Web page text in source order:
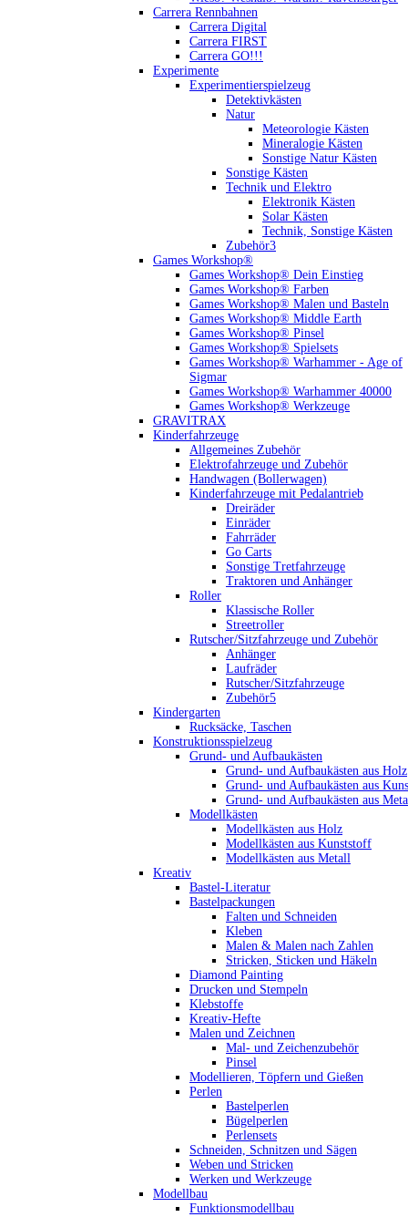
Carrera Rennbahnen
Carrera Digital
Carrera FIRST
Carrera GO!!!
Experimente
Experimentierspielzeug
Detektivkästen
Natur
Meteorologie Kästen
Mineralogie Kästen
Sonstige Natur Kästen
Sonstige Kästen
Technik und Elektro
Elektronik Kästen
Solar Kästen
Technik, Sonstige Kästen
Zubehör3
Games Workshop®
Games Workshop® Dein Einstieg
Games Workshop® Farben
Games Workshop® Malen und Basteln
Games Workshop® Middle Earth
Games Workshop® Pinsel
Games Workshop® Spielsets
Games Workshop® Warhammer - Age of
Sigmar
Games Workshop® Warhammer 40000
Games Workshop® Werkzeuge
GRAVITRAX
Kinderfahrzeuge
Allgemeines Zubehör
Elektrofahrzeuge und Zubehör
Handwagen (Bollerwagen)
Kinderfahrzeuge mit Pedalantrieb
Dreiräder
Einräder
Fahrräder
Go Carts
Sonstige Tretfahrzeuge
Traktoren und Anhänger
Roller
Klassische Roller
Streetroller
Rutscher/Sitzfahrzeuge und Zubehör
Anhänger
Laufräder
Rutscher/Sitzfahrzeuge
Zubehör5
Kindergarten
Rucksäcke, Taschen
Konstruktionsspielzeug
Grund- und Aufbaukästen
Grund- und Aufbaukästen aus Holz
Grund- und Aufbaukästen aus
Grund- und Aufbaukästen aus
Modellkästen
Modellkästen aus Holz
Modellkästen aus Kunststoff
Modellkästen aus Metall
Kreativ
Bastel-Literatur
Bastelpackungen
Falten und Schneiden
Kleben
Malen & Malen nach Zahlen
Stricken, Sticken und Häkeln
Diamond Painting
Drucken und Stempeln
Klebstoffe
Kreativ-Hefte
Malen und Zeichnen
Mal- und Zeichenzubehör
Pinsel
Modellieren, Töpfern und Gießen
Perlen
Bastelperlen
Bügelperlen
Perlensets
Schneiden, Schnitzen und Sägen
Weben und Stricken
Werken und Werkzeuge
Modellbau
Funktionsmodellbau